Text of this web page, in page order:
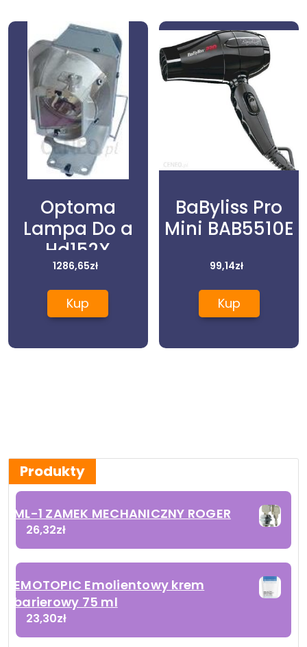
Optoma
Lampa Do a
Hd152X
Oryginalna Z
Modułem
1286,65zł
Kup
BaByliss Pro
Mini BAB5510E
99,14zł
Kup
Produkty
ML-1 ZAMEK MECHANICZNY ROGER
26,32zł
EMOTOPIC Emolientowy krem
barierowy 75 ml
23,30zł